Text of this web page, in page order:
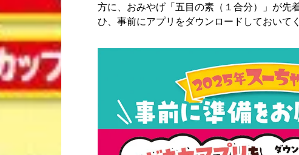
方に、おみやげ「五目の素（１合分）」が先
ひ、事前にアプリをダウンロードしておいて